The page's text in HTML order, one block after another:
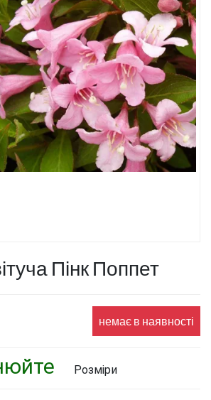
Пінк Поппет
немає в наявності
Розміри